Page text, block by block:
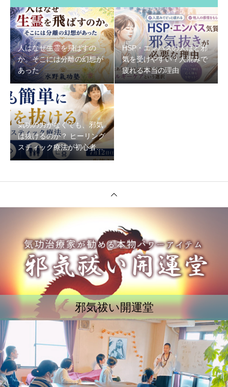
人はなぜ生霊を飛ばすの
か。そこには分離の幻想が
あった
HSP・エンパスの人ほど邪
気を受けやすい？人混みで
疲れる本当の理由
気功の力がなくても、邪気
は抜けるのか？ ヒーリング
スティック療法が初心者で
もできる理由
邪気祓い開運堂